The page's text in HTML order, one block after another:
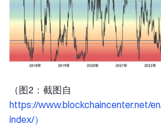
（图2：截图自
https://www.blockchaincenter.net/
index/）